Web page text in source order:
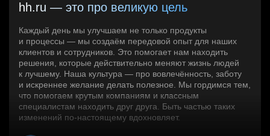
hh.ru — это про великую цель
Каждый день мы улучшаем не только продукты
и процессы — мы создаём передовой опыт для наших
клиентов и сотрудников. Это помогает нам находить
решения, которые действительно меняют жизнь людей
к лучшему. Наша культура — про вовлечённость, заботу
и искреннее желание делать полезное. Мы гордимся тем,
что помогаем крутым компаниям и классным
специалистам находить друг друга. Быть частью таких
изменений по‑настоящему вдохновляет.